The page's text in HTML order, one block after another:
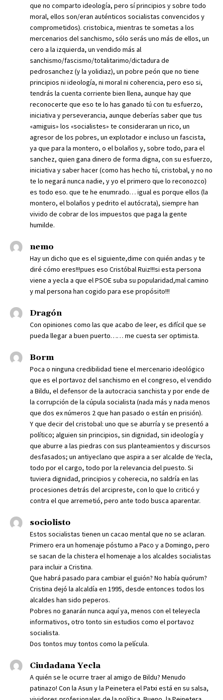
que no comparto ideología, pero sí principios y sobre todo
moral, ellos son/eran auténticos socialistas convencidos y
comprometidos). cristobica, mientras te sometas a los
mercenarios del sanchismo, sólo serás uno más de ellos, un
cero a la izquierda, un vendido más al
sanchismo/fascismo/totalitarimo/dictadura de
pedrosanchez (y la yolidiaz), un pobre peón que no tiene
principios ni ideología, ni moral ni coherencia, pero eso si,
tendrás la cuenta corriente bien llena, aunque hay que
reconocerte que eso te lo has ganado tú con tu esfuerzo,
iniciativa y perseverancia, aunque deberías saber que tus
«amiguis» los «socialistes» te consideraran un rico, un
agresor de los pobres, un explotador e incluso un fascista,
ya que para la montero, o el bolaños y, sobre todo, para el
sanchez, quien gana dinero de forma digna, con su esfuerzo,
iniciativa y saber hacer (como has hecho tú, cristobal, y no no
te lo negará nunca nadie, y yo el primero que lo reconozco)
es todo eso. que te he enumrado… igual es porque ellos (la
montero, el bolaños y pedrito el autócrata), siempre han
vivido de cobrar de los impuestos que paga la gente
humilde.
nemo
Hay un dicho que es el siguiente,dime con quién andas y te
diré cómo eres!!!pues eso Cristóbal Ruiz!!!si esta persona
viene a yecla a que el PSOE suba su popularidad,mal camino
y mal persona han cogido para ese propósito!!!
Dragón
Con opiniones como las que acabo de leer, es difícil que se
pueda llegar a buen puerto…… me cuesta ser optimista.
Borm
Poca o ninguna credibilidad tiene el mercenario ideológico
que es el portavoz del sanchismo en el congreso, el vendido
a Bildu, el defensor de la autocracia sanchista y por ende de
la corrupción de la cúpula socialista (nada más y nada menos
que dos ex números 2 que han pasado o están en prisión).
Y que decir del cristobal: uno que se aburría y se presentó a
político; alguien sin principios, sin dignidad, sin ideología y
que aburre a las piedras con sus planteamientos y discursos
desfasados; un antiyeclano que aspira a ser alcalde de Yecla,
todo por el cargo, todo por la relevancia del puesto. Si
tuviera dignidad, principios y coherecia, no saldría en las
procesiones detrás del arcipreste, con lo que lo criticó y
contra el que arremetió, pero ante todo busca aparentar.
sociolisto
Estos socialistas tienen un cacao mental que no se aclaran.
Primero era un homenaje póstumo a Paco y a Domingo, pero
se sacan de la chistera el homenaje a los alcaldes socialistas
para incluir a Cristina.
Que habrá pasado para cambiar el guión? No había quórum?
Cristina dejó la alcaldía en 1995, desde entonces todos los
alcaldes han sido peperos.
Pobres no ganarán nunca aquí ya, menos con el teleyecla
informativos, otro tonto sin estudios como el portavoz
socialista.
Dos tontos muy tontos como la película.
Ciudadana Yecla
A quién se le ocurre traer al amigo de Bildu? Menudo
patinazo! Con la Asun y la Peinetera el Patxi está en su salsa,